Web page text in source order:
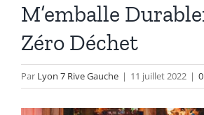
M’emballe
Zéro Déchet
Par Lyon 7 Rive Gauche | 11 juillet 2022 |